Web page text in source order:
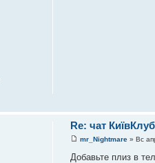
Re: чат
mr_Nightmare » Вс
Добавьте плиз в